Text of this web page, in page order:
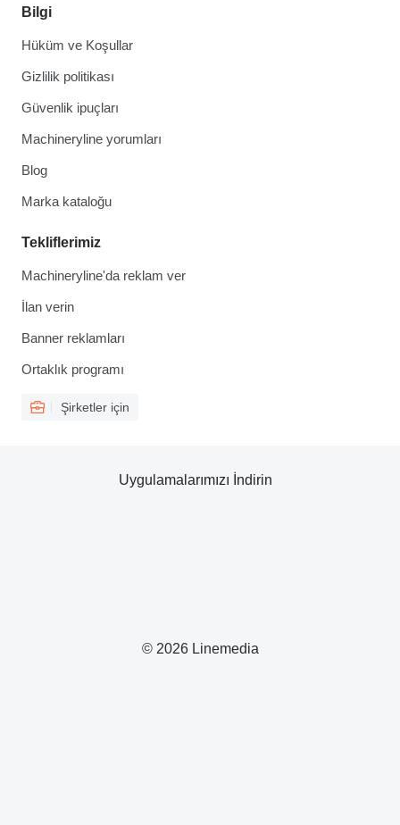
Bilgi
Hüküm ve Koşullar
Gizlilik politikası
Güvenlik ipuçları
Machineryline yorumları
Blog
Marka kataloğu
Tekliflerimiz
Machineryline'da reklam ver
İlan verin
Banner reklamları
Ortaklık programı
Şirketler için
© 2026 Linemedia
Uygulamalarımızı İndirin